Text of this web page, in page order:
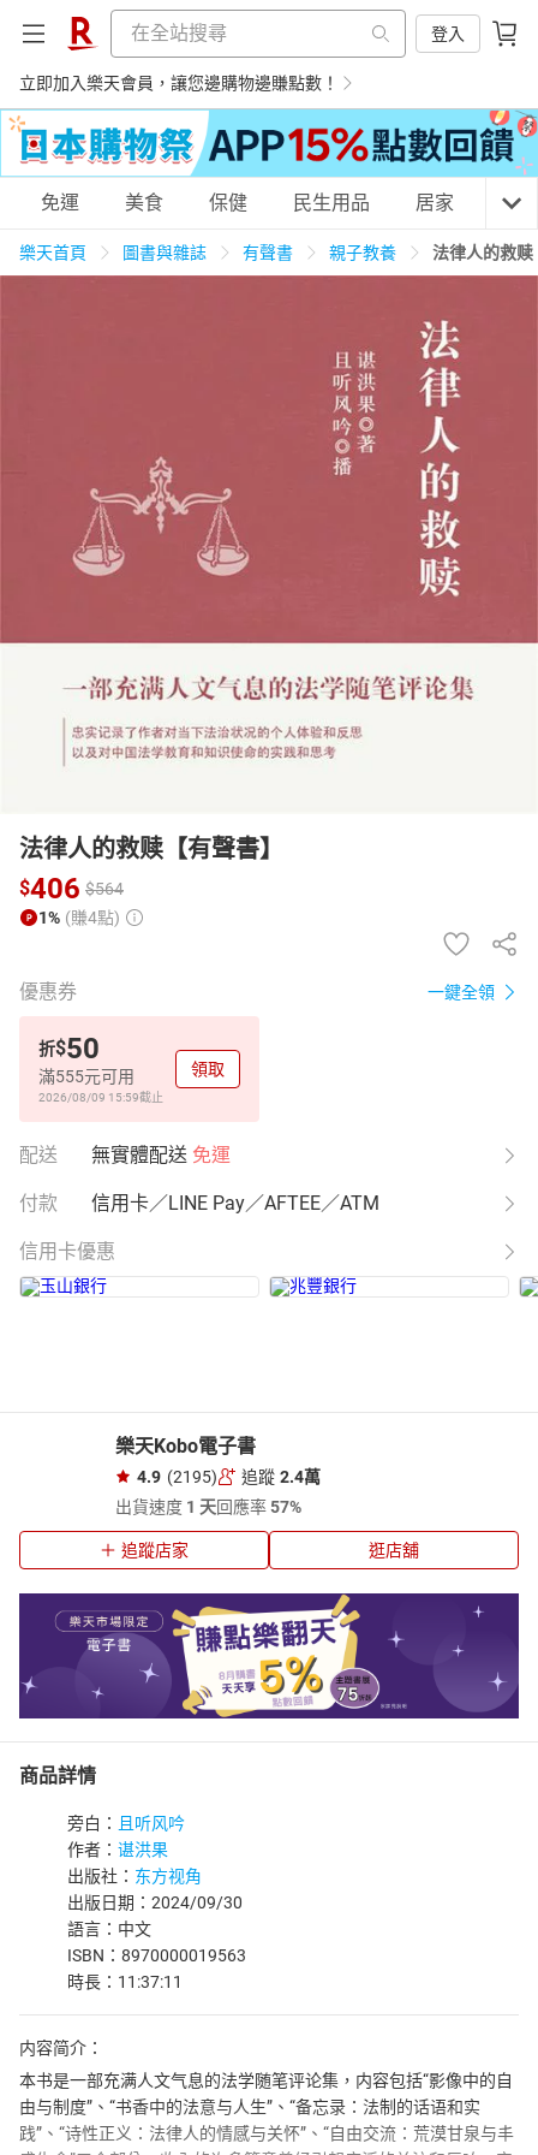
登入
立即加入樂天會員，讓您邊購物邊賺點數！
購物網分類
民生用品
運動休閒 親子玩具
女裝 男裝 情趣用品
HOT
免運 美食 保健 民生用品 居家 3C
樂天首頁 圖書與雜誌 有聲書 親子教養 法律人的救赎
法律人的救赎【有聲書】
$406 $564
1% (賺4點)
優惠券 一鍵全領
折$50
滿555元可用
2026/08/09 15:59截止
領取
配送 無實體配送 免運
付款 信用卡／LINE Pay／AFTEE／ATM
信用卡優惠
樂天Kobo電子書
4.9 (2195) 追蹤 2.4萬
出貨速度 1 天回應率57%
追蹤店家 逛店舖
商品詳情
旁白：
且听风吟
作者： 谌洪果
出版社： 东方视角
出版日期：2024/09/30
語言：中文
ISBN：8970000019563
時長：11:37:11
内容简介：
本书是一部充满人文气息的法学随笔评论集，内容包括“影像中的自
由与制度”、“书香中的法意与人生”、“备忘录：法制的话语和实
践”、“诗性正义：法律人的情感与关怀”、“自由交流：荒漠甘泉与丰